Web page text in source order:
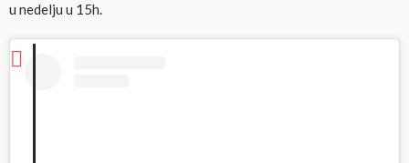
u nedelju u 15h.